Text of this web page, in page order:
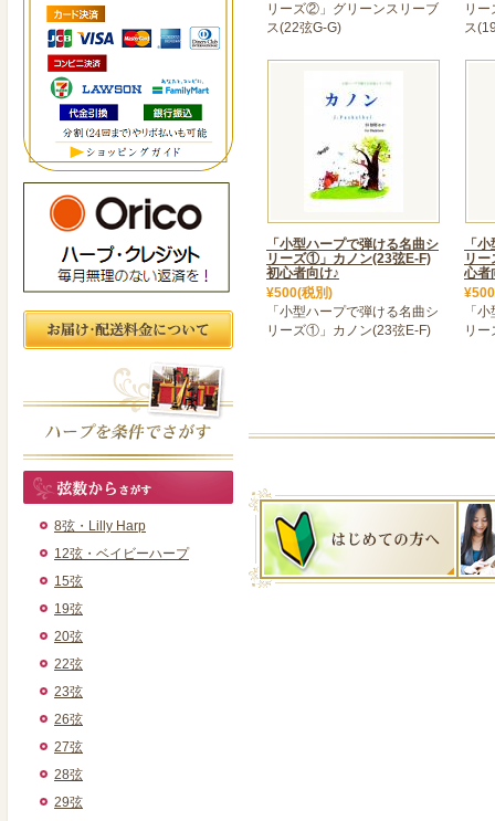
8弦・Lilly Harp
12弦・ベイビーハープ
15弦
19弦
20弦
22弦
23弦
26弦
27弦
28弦
29弦
リーズ②」グリーンスリーブ
ス(22弦G-G)
リ
ス
「小型ハープで弾ける名曲シ
リーズ①」カノン(23弦E-F)
初心者向け♪
¥500(税別)
「小型ハープで弾ける名曲シ
リーズ①」カノン(23弦E-F)
「
リ
心者
「
リ